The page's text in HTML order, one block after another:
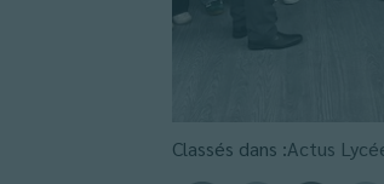
Classés dans :Actus